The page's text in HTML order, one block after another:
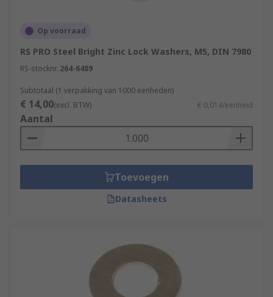
Op voorraad
RS PRO Steel Bright Zinc Lock Washers, M5, DIN 7980
RS-stocknr. 264-6489
Subtotaal (1 verpakking van 1000 eenheden)
€ 14,00(excl. BTW) € 0,014/eenheid
Aantal
Toevoegen
Datasheets